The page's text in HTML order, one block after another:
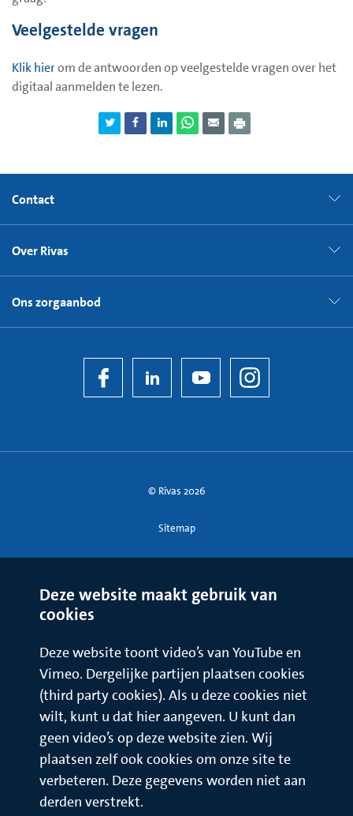
Veelgestelde vragen
Klik hierom de antwoorden op veelgestelde vragen over het
digitaal aanmelden te lezen.
Contact
Over Rivas
Ons zorgaanbod
© Rivas 2026
Sitemap
Deze website maakt gebruik van
cookies
Deze website toont video’s van YouTube en
Vimeo. Dergelijke partijen plaatsen cookies
(third party cookies). Als u deze cookies niet
wilt, kunt u dat hier aangeven. U kunt dan
geen video’s op deze website zien. Wij
plaatsen zelf ook cookies om onze site te
verbeteren. Deze gegevens worden niet aan
derden verstrekt.